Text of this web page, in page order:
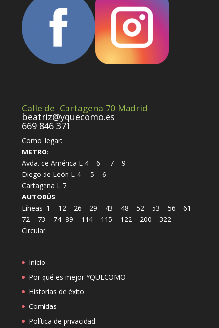
Calle de Cartagena 70 Madrid
beatriz@yquecomo.es
669 846 371
Como llegar:
METRO:
Avda. de América L 4 – 6 – 7 – 9
Diego de León L 4 – 5 – 6
Cartagena L 7
AUTOBÚS:
Líneas 1 – 12 – 26 – 29 – 43 – 48 – 52 – 53 – 56 – 61 –
72 – 73 – 74- 89 – 114 – 115 – 122 – 200 – 322 –
Circular
Inicio
Por qué es mejor YQUECOMO
Historias de éxito
Comidas
Política de privacidad